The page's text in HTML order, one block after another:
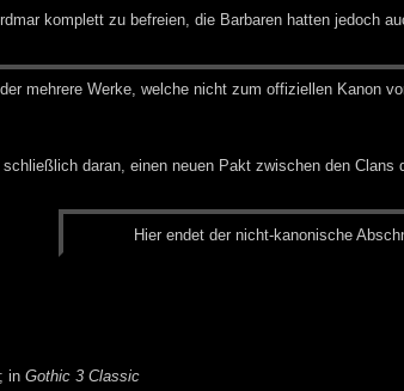
komplett zu befreien, die Barbaren hatten jedoch
meh­re­re Wer­ke, wel­che nicht zum of­fi­zi­el­len Ka­non
schließlich daran, einen neuen Pakt zwischen den Clans
Hier en­det der nicht-ka­no­ni­sche
; inGothic 3 Classic